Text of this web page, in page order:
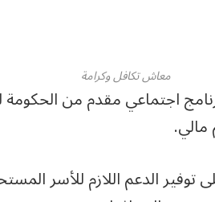
معاش تكافل وكرامة
اجتماعي مقدم من الحكومة
مالي.
توفير الدعم اللازم للأسر